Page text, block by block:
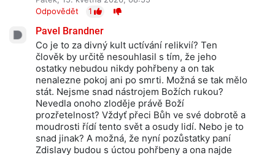
Odpovědět
1
Pavel Brandner
Co je to za divný kult uctívání relikvií? Ten
člověk by určitě nesouhlasil s tím, že jeho
ostatky nebudou nikdy pohřbeny a on tak
nenalezne pokoj ani po smrti. Možná se tak mělo
stát. Nejsme snad nástrojem Božích rukou?
Nevedla onoho zloděje právě Boží
prozřetelnost? Vždyť přeci Bůh ve své dobrotě a
moudrosti řídí tento svět a osudy lidí. Nebo je to
snad jinak? A možná, že nyní pozůstatky paní
Zdislavy budou s úctou pohřbeny a ona najde